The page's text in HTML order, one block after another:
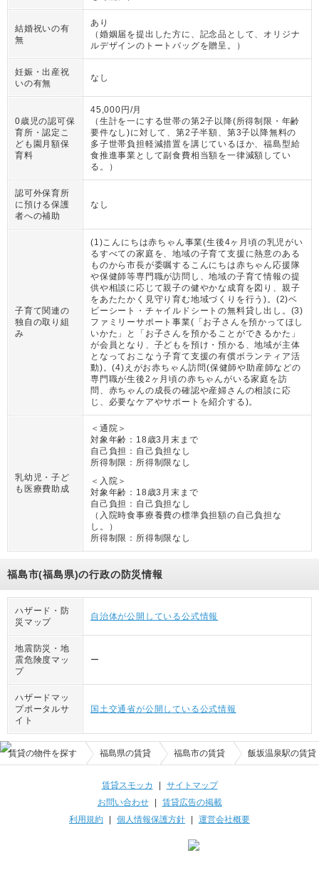
結婚祝いの有
無
あり
（ 婚姻届を提出した方に、記念品として、オリジナ
ルデザインのトートバッグを贈呈。
）
妊娠・出産祝
いの有無
なし
0歳児の認可保
育所・認定こ
ども園月額保
育料
45,000円/月
（ 生計を一にする世帯の第2子以降(所得制限・年齢
要件なし)に対して、第2子半額、第3子以降無料の
多子世帯負担軽減措置を講じているほか、福島型給
食推進事業として副食費相当額を一律減額してい
る。
）
認可外保育所
に預ける保護
者への補助
なし
子育て関連の
独自の取り組
み
(1)こんにちは赤ちゃん事業(生後4ヶ月頃の乳児がい
るすべての家庭を、地域の子育て支援に熱意のある
ものから市長が委嘱するこんにちは赤ちゃん応援隊
や保健師等専門職が訪問し、地域の子育て情報の提
供や相談に応じて親子の健やかな成育を図り、親子
をあたたかく見守り育む地域づくりを行う)。(2)ベ
ビーシート・チャイルドシートの無料貸し出し。(3)
ファミリーサポート事業(「お子さんを預かってほし
いかた」と「お子さんを預かることができるかた」
が会員となり、子どもを預け・預かる、地域が主体
となっておこなう子育て支援の有償ボランティア活
動)。(4)えがお赤ちゃん訪問(保健師や助産師などの
専門職が生後2ヶ月頃の赤ちゃんがいる家庭を訪
問、赤ちゃんの成長の確認や産婦さんの相談に応
じ、必要なケアやサポートを紹介する)。
乳幼児・子ど
も医療費助成
＜通院＞
対象年齢： 18歳3月末まで
自己負担： 自己負担なし
所得制限： 所得制限なし
＜入院＞
対象年齢： 18歳3月末まで
自己負担： 自己負担なし
（ 入院時食事療養費の標準負担額の自己負担な
し。
）
所得制限： 所得制限なし
福島市(福島県)の行政の防災情報
ハザード・防
災マップ
自治体が公開している公式情報
地震防災・地
震危険度マッ
プ
ー
ハザードマッ
プポータルサ
イト
国土交通省が公開している公式情報
賃貸の物件を探す 福島県の賃貸 福島市の賃貸 飯坂温泉駅の賃貸
賃貸スモッカ | サイトマップ
お問い合わせ| 賃貸広告の掲載
利用規約 | 個人情報保護方針 | 運営会社概要